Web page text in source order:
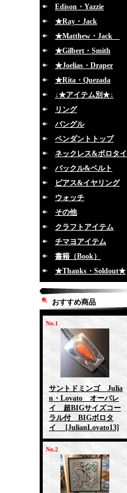
Edison・Yazzie
★Ray・Jack
★Matthew・Jack
★Gilbert・Smith
★Joelias・Draper
★Rita・Quezada
↓★アイテム別★↓
リング
バングル
ペンダントトップ
ネックレス&ボロタイ
バックル&ベルト
ピアス&イヤリング
ウォッチ
その他
クラフトアイテム
チマヨアイテム
書籍（Book）
★Thanks・Soldout★
おすすめ商品
No.1
サントドミンゴ Julia
n・Lovato オーバレ
イ 超BIGサイズコー
ラル付 BIGボロタ
イ
[JulianLovato13]
No.2